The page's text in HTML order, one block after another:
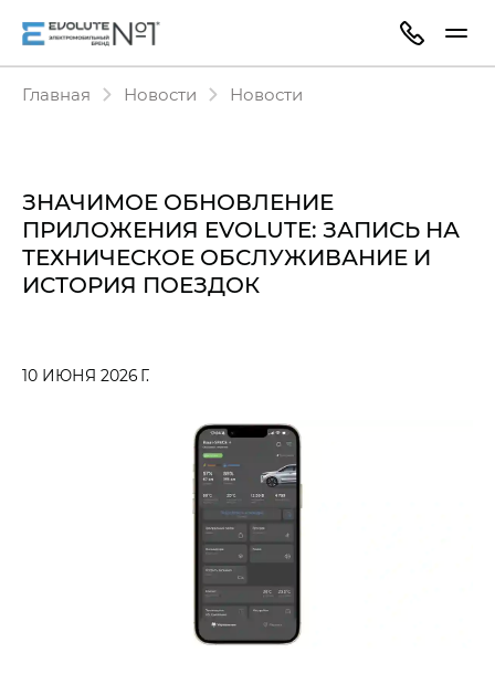
Главная Новости Новости
ЗНАЧИМОЕ ОБНОВЛЕНИЕ
ПРИЛОЖЕНИЯ EVOLUTE: ЗАПИСЬ НА
ТЕХНИЧЕСКОЕ ОБСЛУЖИВАНИЕ И
ИСТОРИЯ ПОЕЗДОК
10 ИЮНЯ 2026 Г.